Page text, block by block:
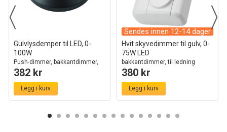
Gulvlysdemper til LED, 0-
100W
Push-dimmer, bakkantdimmer,
sort
382 kr
Legg i kurv
Sendes innen 12-14 dager
Hvit skyvedimmer til gulv, 0-
75W LED
bakkantdimmer, til ledning
380 kr
Legg i kurv